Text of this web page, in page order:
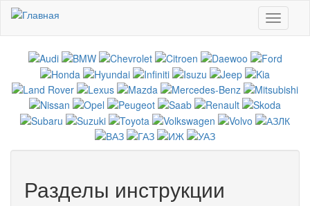
Перейти к основному содержанию
Toggle
Разделы инструкции